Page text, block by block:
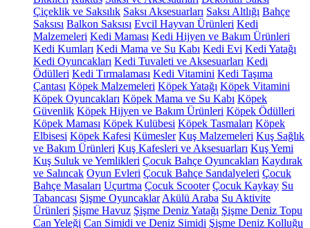
Çiçeklik ve Saksılık Saksı Aksesuarları Saksı Altlığı Bahçe
Saksısı Balkon Saksısı Evcil Hayvan Ürünleri Kedi
Malzemeleri Kedi Maması Kedi Hijyen ve Bakım Ürünleri
Kedi Kumları Kedi Mama ve Su Kabı Kedi Evi Kedi Yatağı
Kedi Oyuncakları Kedi Tuvaleti ve Aksesuarları Kedi
Ödülleri Kedi Tırmalaması Kedi Vitamini Kedi Taşıma
Çantası Köpek Malzemeleri Köpek Yatağı Köpek Vitamini
Köpek Oyuncakları Köpek Mama ve Su Kabı Köpek
Güvenlik Köpek Hijyen ve Bakım Ürünleri Köpek Ödülleri
Köpek Maması Köpek Kulübesi Köpek Tasmaları Köpek
Elbisesi Köpek Kafesi Kümesler Kuş Malzemeleri Kuş Sağlık
ve Bakım Ürünleri Kuş Kafesleri ve Aksesuarları Kuş Yemi
Kuş Suluk ve Yemlikleri Çocuk Bahçe Oyuncakları Kaydırak
ve Salıncak Oyun Evleri Çocuk Bahçe Sandalyeleri Çocuk
Bahçe Masaları Uçurtma Çocuk Scooter Çocuk Kaykay Su
Tabancası Şişme Oyuncaklar Akülü Araba Su Aktivite
Ürünleri Şişme Havuz Şişme Deniz Yatağı Şişme Deniz Topu
Can Yeleği Can Simidi ve Deniz Simidi Şişme Deniz Kolluğu